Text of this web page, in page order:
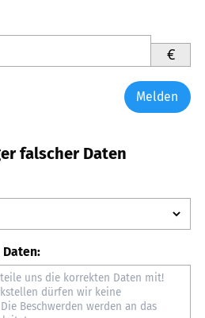
€
Melden
falscher Daten